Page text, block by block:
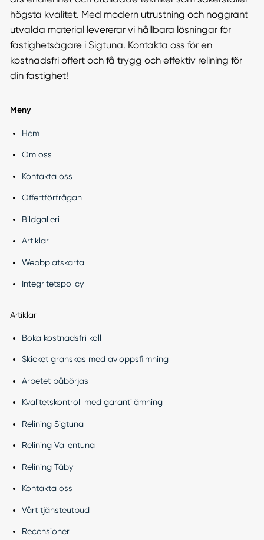
högsta kvalitet. Med modern utrustning och noggrant
utvalda material levererar vi hållbara lösningar för
fastighetsägare i Sigtuna. Kontakta oss för en
kostnadsfri offert och få trygg och effektiv relining för
din fastighet!
Meny
Hem
Om oss
Kontakta oss
Offertförfrågan
Bildgalleri
Artiklar
Webbplatskarta
Integritetspolicy
Artiklar
Boka kostnadsfri koll
Skicket granskas med avloppsfilmning
Arbetet påbörjas
Kvalitetskontroll med garantilämning
Relining Sigtuna
Relining Vallentuna
Relining Täby
Kontakta oss
Vårt tjänsteutbud
Recensioner